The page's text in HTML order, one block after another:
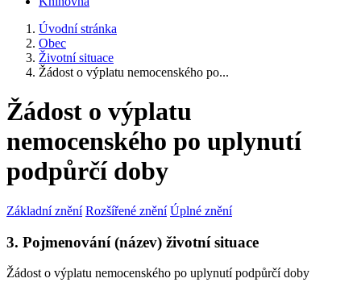
Úvodní stránka
Obec
Životní situace
Žádost o výplatu nemocenského po...
Žádost o výplatu
nemocenského po uplynutí
podpůrčí doby
Základní znění Rozšířené znění Úplné znění
3. Pojmenování (název) životní situace
Žádost o výplatu nemocenského po uplynutí podpůrčí doby